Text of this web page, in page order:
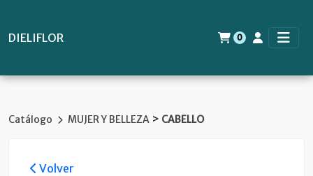
DIELIFLOR 0
Catálogo MUJER Y BELLEZA > CABELLO
Volver